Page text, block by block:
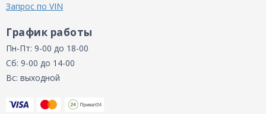
Запрос по VIN
График работы
Пн-Пт: 9-00 до 18-00
Сб: 9-00 до 14-00
Вс: выходной